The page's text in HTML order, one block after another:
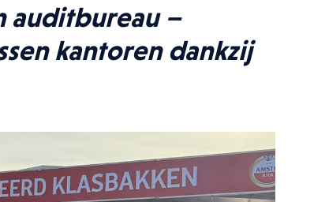
auditbureau –
kantoren dankzij
VAN VLAANDEREN WEDSTRIJD